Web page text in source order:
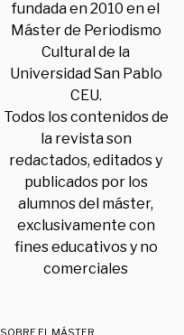
fundada en 2010 en el
Máster de Periodismo
Cultural de la
Universidad San Pablo
CEU.
Todos los contenidos de
la revista son
redactados, editados y
publicados por los
alumnos del máster,
exclusivamente con
fines educativos y no
comerciales
SOBRE EL MÁSTER